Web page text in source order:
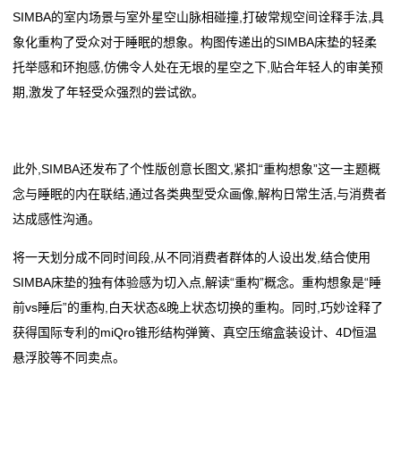
SIMBA的室内场景与室外星空山脉相碰撞,打破常规空间诠释手法,具
象化重构了受众对于睡眠的想象。构图传递出的SIMBA床垫的轻柔
托举感和环抱感,仿佛令人处在无垠的星空之下,贴合年轻人的审美预
期,激发了年轻受众强烈的尝试欲。
此外,SIMBA还发布了个性版创意长图文,紧扣“重构想象”这一主题概
念与睡眠的内在联结,通过各类典型受众画像,解构日常生活,与消费者
达成感性沟通。
将一天划分成不同时间段,从不同消费者群体的人设出发,结合使用
SIMBA床垫的独有体验感为切入点,解读“重构”概念。重构想象是“睡
前vs睡后”的重构,白天状态&晚上状态切换的重构。同时,巧妙诠释了
获得国际专利的miQro锥形结构弹簧、真空压缩盒装设计、4D恒温
悬浮胶等不同卖点。